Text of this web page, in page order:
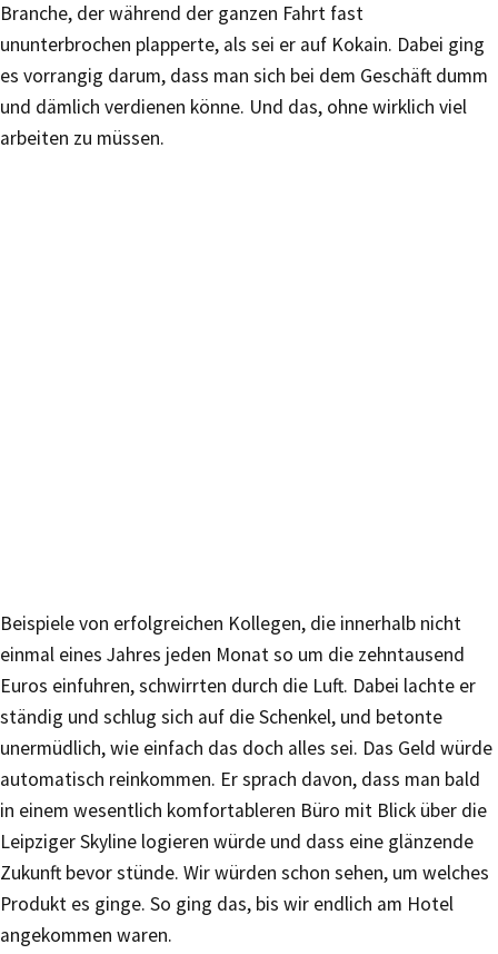
Branche, der während der ganzen Fahrt fast
ununterbrochen plapperte, als sei er auf Kokain. Dabei ging
es vorrangig darum, dass man sich bei dem Geschäft dumm
und dämlich verdienen könne. Und das, ohne wirklich viel
arbeiten zu müssen.
Beispiele von erfolgreichen Kollegen, die innerhalb nicht
einmal eines Jahres jeden Monat so um die zehntausend
Euros einfuhren, schwirrten durch die Luft. Dabei lachte er
ständig und schlug sich auf die Schenkel, und betonte
unermüdlich, wie einfach das doch alles sei. Das Geld würde
automatisch reinkommen. Er sprach davon, dass man bald
in einem wesentlich komfortableren Büro mit Blick über die
Leipziger Skyline logieren würde und dass eine glänzende
Zukunft bevor stünde. Wir würden schon sehen, um welches
Produkt es ginge. So ging das, bis wir endlich am Hotel
angekommen waren.